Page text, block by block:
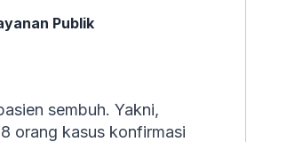
Publik
sembuh. Yakni,
orang kasus konfirmasi